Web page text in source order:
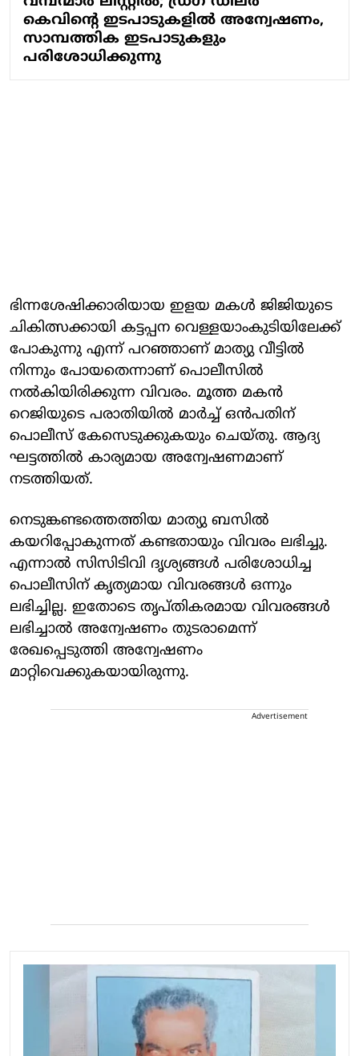
കെവിന്റെ ഇടപാടുകളില്‍ അന്വേഷണം,
സാമ്പത്തിക ഇടപാടുകളും
പരിശോധിക്കുന്നു
ഭിന്നശേഷിക്കാരിയായ ഇളയ മകള്‍ ജിജിയുടെ
ചികിത്സക്കായി കട്ടപ്പന വെള്ളയാംകുടിയിലേക്ക്
പോകുന്നു എന്ന് പറഞ്ഞാണ് മാത്യു വീട്ടില്‍
നിന്നും പോയതെന്നാണ് പൊലീസില്‍
നല്‍കിയിരിക്കുന്ന വിവരം. മൂത്ത മകന്‍
റെജിയുടെ പരാതിയില്‍ മാര്‍ച്ച് ഒന്‍പതിന്
പൊലീസ് കേസെടുക്കുകയും ചെയ്തു. ആദ്യ
ഘട്ടത്തില്‍ കാര്യമായ അന്വേഷണമാണ്
നടത്തിയത്.
നെടുങ്കണ്ടത്തെത്തിയ മാത്യു ബസില്‍
കയറിപ്പോകുന്നത് കണ്ടതായും വിവരം ലഭിച്ചു.
എന്നാല്‍ സിസിടിവി ദൃശ്യങ്ങള്‍ പരിശോധിച്ച
പൊലീസിന് കൃത്യമായ വിവരങ്ങള്‍ ഒന്നും
ലഭിച്ചില്ല. ഇതോടെ തൃപ്തികരമായ വിവരങ്ങള്‍
ലഭിച്ചാല്‍ അന്വേഷണം തുടരാമെന്ന്
രേഖപ്പെടുത്തി അന്വേഷണം
മാറ്റിവെക്കുകയായിരുന്നു.
Advertisement